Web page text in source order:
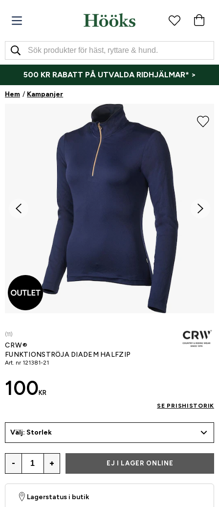
500 KR RABATT PÅ UTVALDA RIDHJÄLMAR* >
Hem Kampanjer
(11)
CRW®
FUNKTIONSTRÖJA DIADEM HALFZIP
Art. nr 121381-21
100 KR
SE PRISHISTORIK
Välj: Storlek
- + EJ I LAGER ONLINE
Lagerstatus i butik